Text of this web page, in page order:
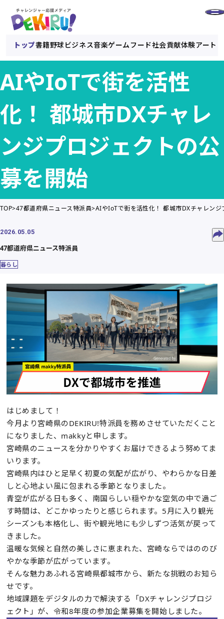
トップ書籍野球 ビジネス音楽ゲーム フード社会貢献体験アート
AIやIoTで街を活性
化！ 都城市DXチャレ
ンジプロジェクトの公
募を開始
TOP 47都道府県ニュース特派員 AIやIoTで街を活性化！ 都城市DXチャレン
2026.05.05
47都道府県ニュース特派員
暮らし
はじめまして！
今月より宮崎県のDEKIRU!特派員を務めさせていただくこと
になりました、makkyと申します。
宮崎県のニュースを分かりやすくお届けできるよう努めてま
いります。
宮崎県内はひと足早く初夏の気配が広がり、やわらかな日差
しと心地よい風に包まれる季節となりました。
青空が広がる日も多く、南国らしい穏やかな空気の中で過ご
す時間は、どこかゆったりと感じられます。5月に入り観光
シーズンも本格化し、街や観光地にも少しずつ活気が戻って
きました。
温暖な気候と自然の美しさに恵まれた、宮崎ならではののび
やかな季節が広がっています。
そんな魅力あふれる宮崎県都城市から、新たな挑戦のお知ら
せです。
地域課題をデジタルの力で解決する「DXチャレンジプロジ
ェクト」が、令和8年度の参加企業募集を開始しました。